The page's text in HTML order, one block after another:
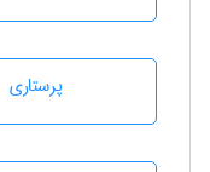
پرستاری